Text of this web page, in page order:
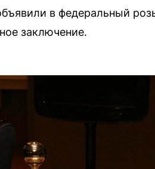
в федеральный
заключение.